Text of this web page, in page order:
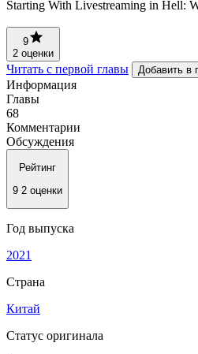
Starting With Livestreaming in Hell:
9
2 оценки
Читать с первой главы Добавить в
Информация
Главы
68
Комментарии
Обсуждения
Рейтинг
9 2 оценки
Год выпуска
2021
Страна
Китай
Статус оригинала